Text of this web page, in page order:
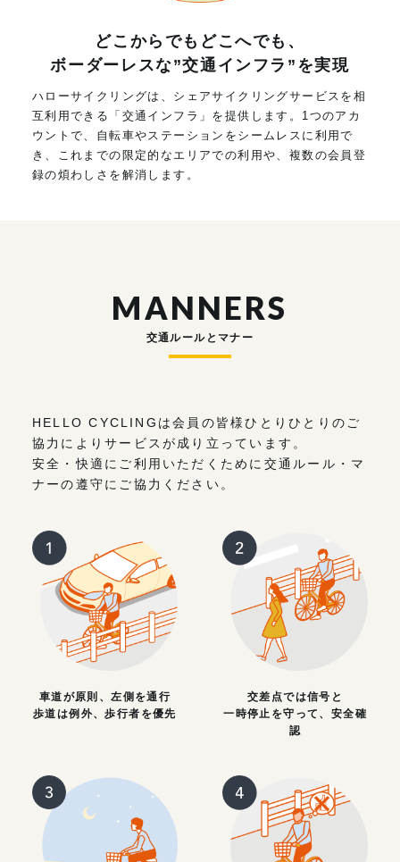
どこからでもどこへでも、
ボーダーレスな”交通インフラ”を実現
ハローサイクリングは、シェアサイクリングサービスを相
互利用できる「交通インフラ」を提供します。1つのアカ
ウントで、自転車やステーションをシームレスに利用で
き、これまでの限定的なエリアでの利用や、複数の会員登
録の煩わしさを解消します。
MANNERS
交通ルールとマナー
HELLO CYCLINGは会員の皆様ひとりひとりのご
協力によりサービスが成り立っています。
安全・快適にご利用いただくために交通ルール・マ
ナーの遵守にご協力ください。
車道が原則、左側を通行
歩道は例外、歩行者を優先
交差点では信号と
一時停止を守って、安全確
認